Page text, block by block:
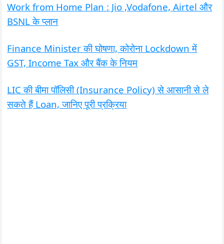
Work from Home Plan : Jio ,Vodafone, Airtel और
BSNL के प्लान
Finance Minister की घोषणा, कोरोना Lockdown में
GST, Income Tax और बैंक के नियम
LIC की बीमा पॉलिसी (Insurance Policy) से आसानी से ले
सकते हैं Loan, जानिए पूरी प्रक्रिया